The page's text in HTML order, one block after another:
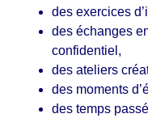
des exercices
des échanges
confidentiel,
des ateliers
des moments
des temps